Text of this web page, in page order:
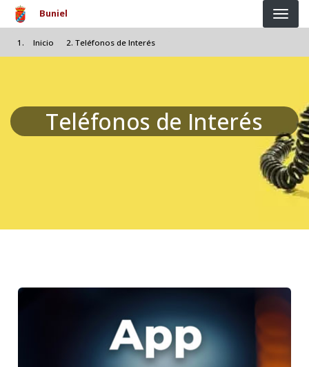
Pasar al contenido principal
Buniel
Inicio Teléfonos de Interés
Teléfonos de Interés